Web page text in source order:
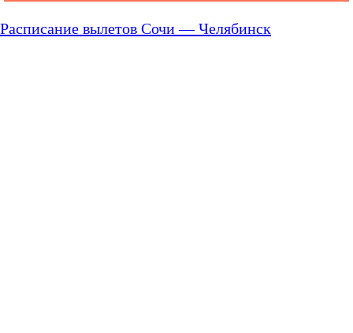
Расписание вылетов Сочи — Челябинск